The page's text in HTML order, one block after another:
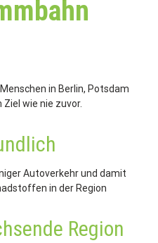
in Berlin, Potsdam
wie nie zuvor.
Autoverkehr und damit
in der Region
Region